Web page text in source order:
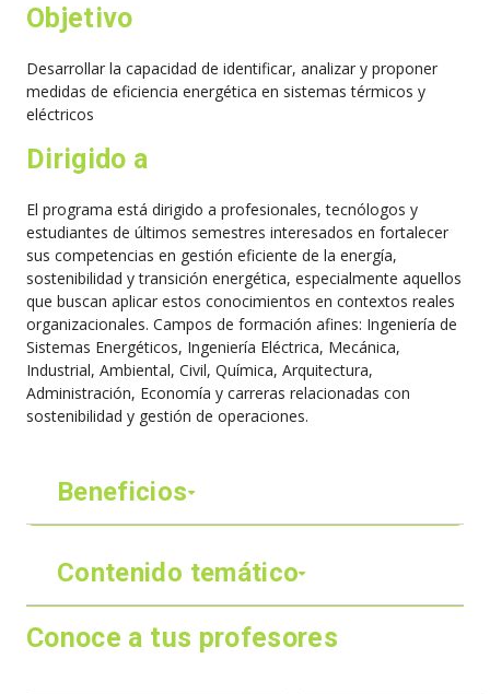
Objetivo
Desarrollar la capacidad de identificar, analizar y proponer
medidas de eficiencia energética en sistemas térmicos y
eléctricos
Dirigido a
El programa está dirigido a profesionales, tecnólogos y
estudiantes de últimos semestres interesados en fortalecer
sus competencias en gestión eficiente de la energía,
sostenibilidad y transición energética, especialmente aquellos
que buscan aplicar estos conocimientos en contextos reales
organizacionales. Campos de formación afines: Ingeniería de
Sistemas Energéticos, Ingeniería Eléctrica, Mecánica,
Industrial, Ambiental, Civil, Química, Arquitectura,
Administración, Economía y carreras relacionadas con
sostenibilidad y gestión de operaciones.
Beneficios
Contenido temático
Conoce a tus profesores